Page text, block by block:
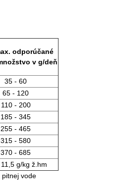
odporúčané
v g/deň
35 - 60
65 - 120
110 - 200
185 - 345
255 - 465
315 - 580
370 - 685
g/kg ž.hm
vode